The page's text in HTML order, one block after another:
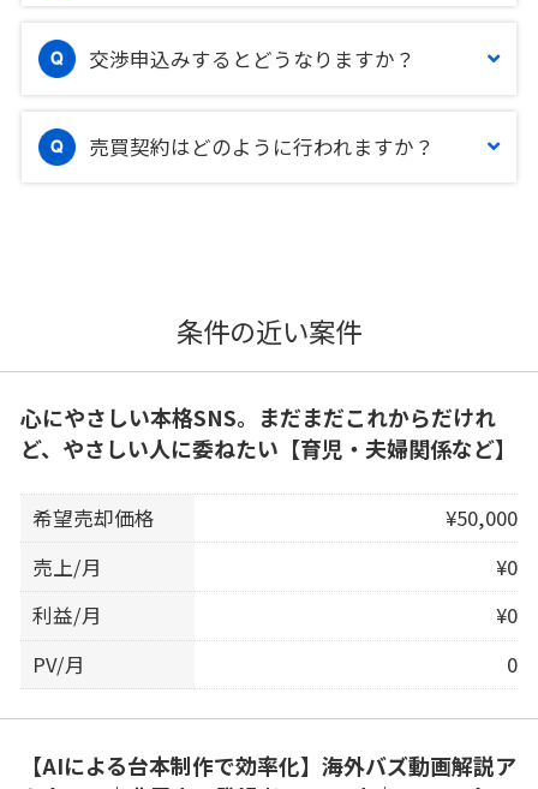
交渉申込みするとどうなりますか？
売買契約はどのように行われますか？
条件の近い案件
心にやさしい本格SNS。まだまだこれからだけれ
ど、やさしい人に委ねたい【育児・夫婦関係など】
希望売却価格
¥50,000
売上/月
¥0
利益/月
¥0
PV/月
0
【AIによる台本制作で効率化】海外バズ動画解説ア